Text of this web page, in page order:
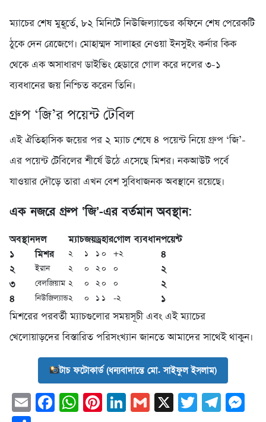
ম্যাচের শেষ মুহূর্তে, ৮২ মিনিটে নিউজিল্যান্ডের কফিনে শেষ পেরেকটি
ঠুকে দেন ত্রেজেগে। মোহাম্মদ সালাহর নেওয়া ইনসুইং কর্নার কিক
থেকে এক অসাধারণ ডাইভিং হেডারে গোল করে দলের ৩-১
ব্যবধানের জয় নিশ্চিত করেন তিনি।
গ্রুপ ‘জি’র পয়েন্ট টেবিল
এই ঐতিহাসিক জয়ের পর ২ ম্যাচ শেষে ৪ পয়েন্ট নিয়ে গ্রুপ ‘জি’-
এর পয়েন্ট টেবিলের শীর্ষে উঠে এসেছে মিশর। নকআউট পর্বে
যাওয়ার দৌড়ে তারা এখন বেশ সুবিধাজনক অবস্থানে রয়েছে।
এক নজরে গ্রুপ ‘জি’-এর বর্তমান অবস্থান:
অবস্থানদল ম্যাচজয়ড্রহারগোল ব্যবধানপয়েন্ট
১
মিশর ২ ১ ১ ০ +২
৪
২
ইরান ২ ০ ২০ ০
২
৩
বেলজিয়াম ২ ০ ২০ ০
২
৪
নিউজিল্যান্ড২ ০ ১ ১ -২ ১
মিশরের পরবর্তী ম্যাচগুলোর সময়সূচী এবং এই ম্যাচের
খেলোয়াড়দের বিস্তারিত পরিসংখ্যান জানতে আমাদের সাথেই থাকুন।
টাচ ফটোকার্ড (ধন্যবাদান্তে মো. সাইফুল ইসলাম)
EmailFacebook
WhatsApp
Pinterest
LinkedIn
Gmail
X Twitter